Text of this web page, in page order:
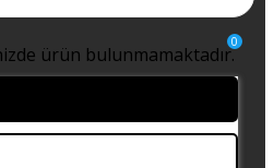
0
ürün bulunmamaktadır.